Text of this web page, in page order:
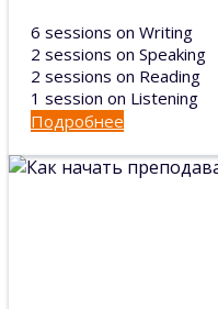
6 sessions on Writing
2 sessions on Speaking
2 sessions on Reading
1 session on Listening
Подробнее